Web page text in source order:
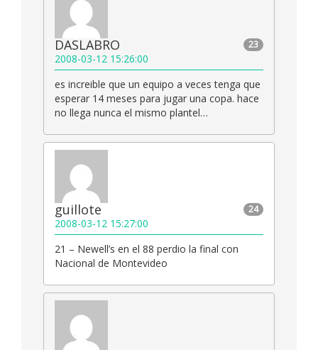
23
DASLABRO
2008-03-12 15:26:00
es increible que un equipo a veces tenga que
esperar 14 meses para jugar una copa. hace
no llega nunca el mismo plantel…
24
guillote
2008-03-12 15:27:00
21 – Newell’s en el 88 perdio la final con
Nacional de Montevideo